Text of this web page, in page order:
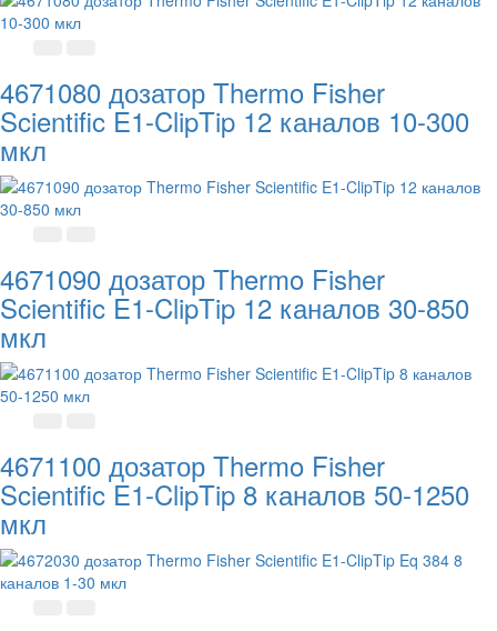
4671080 дозатор Thermo Fisher
Scientific E1-ClipTip 12 каналов 10-300
мкл
4671090 дозатор Thermo Fisher
Scientific E1-ClipTip 12 каналов 30-850
мкл
4671100 дозатор Thermo Fisher
Scientific E1-ClipTip 8 каналов 50-1250
мкл